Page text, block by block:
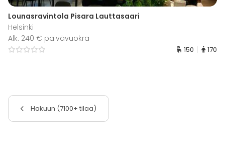
Lounasravintola Pisara Lauttasaari
Helsinki
Alk. 240 € päivävuokra
150 170
Hakuun (7100+ tilaa)